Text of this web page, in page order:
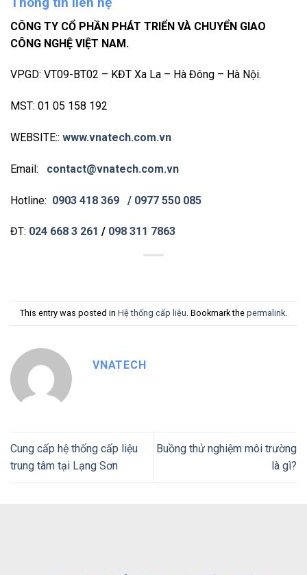
CÔNG TY CỔ PHẦN PHÁT TRIỂN VÀ CHUYỂN GIAO
CÔNG NGHỆ VIỆT NAM.
VPGD: VT09-BT02 – KĐT Xa La – Hà Đông – Hà Nội.
MST: 01 05 158 192
WEBSITE:: www.vnatech.com.vn
Email: contact@vnatech.com.vn
Hotline: 0903 418 369 / 0977 550 085
ĐT: 024 668 3 261 / 098 311 7863
This entry was posted in Hệ thống cấp liệu . Bookmark the permalink
VNATECH
Cung cấp hệ thống cấp liệu
trung tâm tại Lạng Sơn
Buồng thử nghiệm môi trường
là gì?